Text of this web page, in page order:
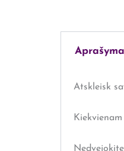
Atskleisk